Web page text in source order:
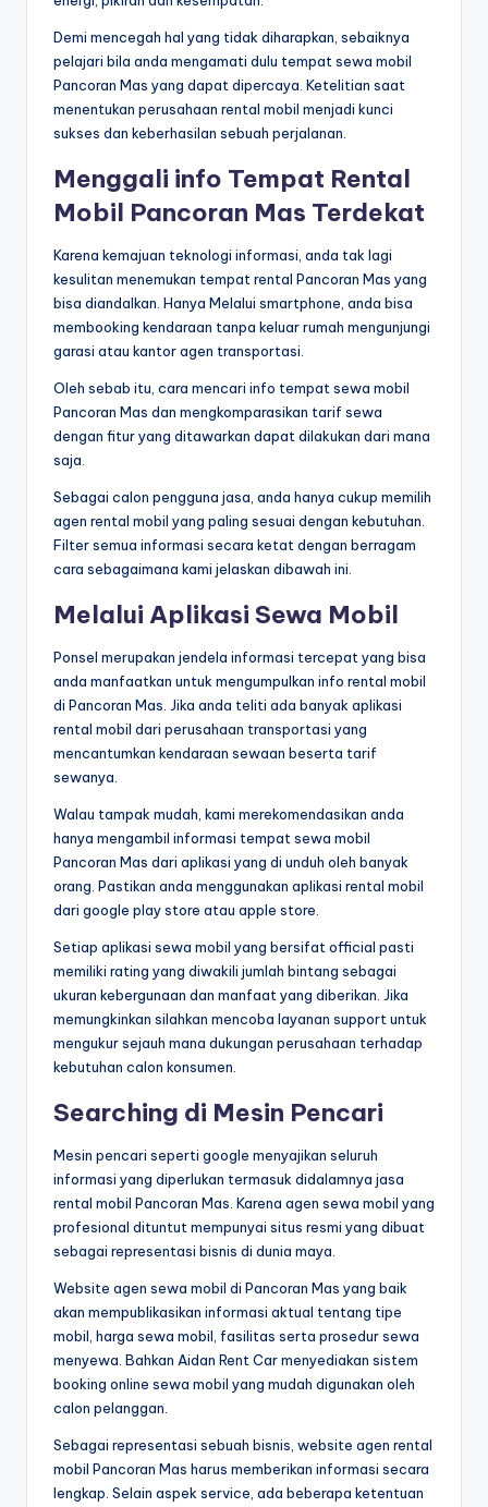
Demi mencegah hal yang tidak diharapkan, sebaiknya
pelajari bila anda mengamati dulu tempat sewa mobil
Pancoran Mas yang dapat dipercaya. Ketelitian saat
menentukan perusahaan rental mobil menjadi kunci
sukses dan keberhasilan sebuah perjalanan.
Menggali info Tempat Rental
Mobil Pancoran Mas Terdekat
Karena kemajuan teknologi informasi, anda tak lagi
kesulitan menemukan tempat rental Pancoran Mas yang
bisa diandalkan. Hanya Melalui smartphone, anda bisa
membooking kendaraan tanpa keluar rumah mengunjungi
garasi atau kantor agen transportasi.
Oleh sebab itu, cara mencari info tempat sewa mobil
Pancoran Mas dan mengkomparasikan tarif sewa
dengan fitur yang ditawarkan dapat dilakukan dari mana
saja.
Sebagai calon pengguna jasa, anda hanya cukup memilih
agen rental mobil yang paling sesuai dengan kebutuhan.
Filter semua informasi secara ketat dengan berragam
cara sebagaimana kami jelaskan dibawah ini.
Melalui Aplikasi Sewa Mobil
Ponsel merupakan jendela informasi tercepat yang bisa
anda manfaatkan untuk mengumpulkan info rental mobil
di Pancoran Mas. Jika anda teliti ada banyak aplikasi
rental mobil dari perusahaan transportasi yang
mencantumkan kendaraan sewaan beserta tarif
sewanya.
Walau tampak mudah, kami merekomendasikan anda
hanya mengambil informasi tempat sewa mobil
Pancoran Mas dari aplikasi yang di unduh oleh banyak
orang. Pastikan anda menggunakan aplikasi rental mobil
dari google play store atau apple store.
Setiap aplikasi sewa mobil yang bersifat official pasti
memiliki rating yang diwakili jumlah bintang sebagai
ukuran kebergunaan dan manfaat yang diberikan. Jika
memungkinkan silahkan mencoba layanan support untuk
mengukur sejauh mana dukungan perusahaan terhadap
kebutuhan calon konsumen.
Searching di Mesin Pencari
Mesin pencari seperti google menyajikan seluruh
informasi yang diperlukan termasuk didalamnya jasa
rental mobil Pancoran Mas. Karena agen sewa mobil yang
profesional dituntut mempunyai situs resmi yang dibuat
sebagai representasi bisnis di dunia maya.
Website agen sewa mobil di Pancoran Mas yang baik
akan mempublikasikan informasi aktual tentang tipe
mobil, harga sewa mobil, fasilitas serta prosedur sewa
menyewa. Bahkan Aidan Rent Car menyediakan sistem
booking online sewa mobil yang mudah digunakan oleh
calon pelanggan.
Sebagai representasi sebuah bisnis, website agen rental
mobil Pancoran Mas harus memberikan informasi secara
lengkap. Selain aspek service, ada beberapa ketentuan